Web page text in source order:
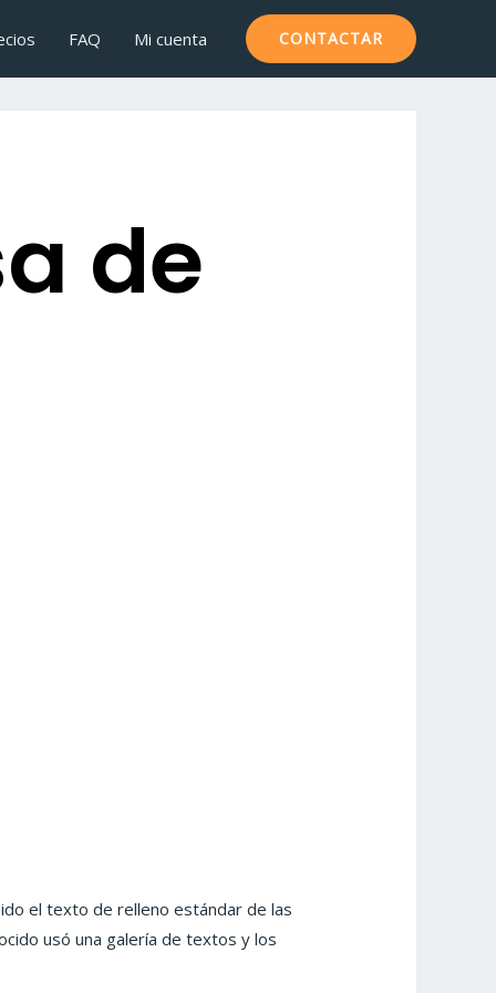
FAQ Mi cuenta CONTACTAR
de
el texto de relleno estándar de las
usó una galería de textos y los